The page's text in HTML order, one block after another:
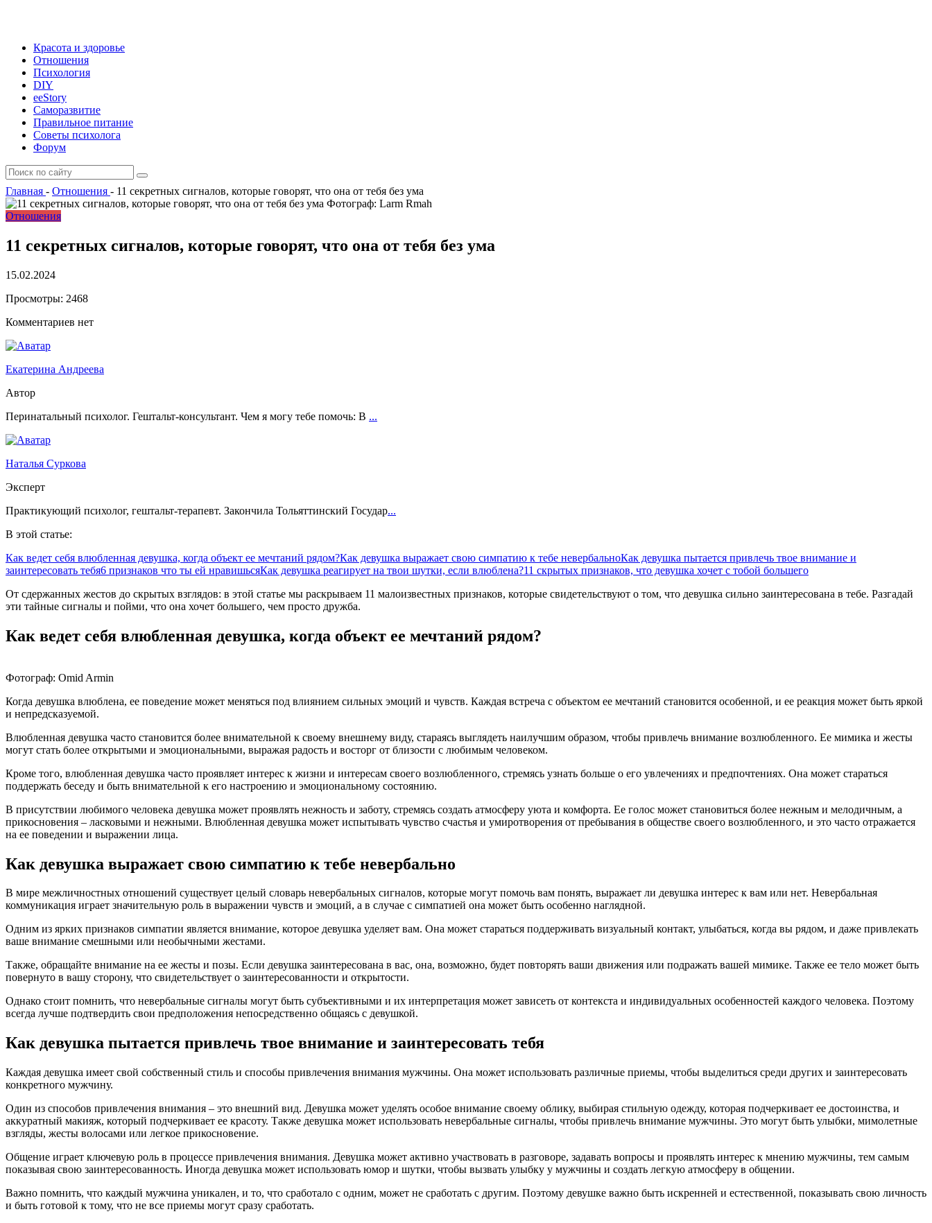
Красота и здоровье
Отношения
Психология
DIY
ееStory
Саморазвитие
Правильное питание
Советы психолога
Форум
Главная - Отношения - 11 секретных сигналов, которые говорят, что она от тебя без ума
Фотограф: Larm Rmah
Отношения
11 секретных сигналов, которые говорят, что она от тебя без ума
15.02.2024
Просмотры: 2468
Комментариев нет
Екатерина Андреева
Автор
Перинатальный психолог. Гештальт-консультант. Чем я могу тебе помочь: В ...
Наталья Суркова
Эксперт
Практикующий психолог, гештальт-терапевт. Закончила Тольяттинский Государ...
В этой статье:
Как ведет себя влюбленная девушка, когда объект ее мечтаний рядом?Как девушка выражает свою симпатию к тебе невербальноКак девушка пытается привлечь твое внимание и
заинтересовать тебя6 признаков что ты ей нравишьсяКак девушка реагирует на твои шутки, если влюблена?11 скрытых признаков, что девушка хочет с тобой большего
От сдержанных жестов до скрытых взглядов: в этой статье мы раскрываем 11 малоизвестных признаков, которые свидетельствуют о том, что девушка сильно заинтересована в тебе. Разгадай
эти тайные сигналы и пойми, что она хочет большего, чем просто дружба.
Как ведет себя влюбленная девушка, когда объект ее мечтаний рядом?
Фотограф: Omid Armin
Когда девушка влюблена, ее поведение может меняться под влиянием сильных эмоций и чувств. Каждая встреча с объектом ее мечтаний становится особенной, и ее реакция может быть яркой
и непредсказуемой.
Влюбленная девушка часто становится более внимательной к своему внешнему виду, стараясь выглядеть наилучшим образом, чтобы привлечь внимание возлюбленного. Ее мимика и жесты
могут стать более открытыми и эмоциональными, выражая радость и восторг от близости с любимым человеком.
Кроме того, влюбленная девушка часто проявляет интерес к жизни и интересам своего возлюбленного, стремясь узнать больше о его увлечениях и предпочтениях. Она может стараться
поддержать беседу и быть внимательной к его настроению и эмоциональному состоянию.
В присутствии любимого человека девушка может проявлять нежность и заботу, стремясь создать атмосферу уюта и комфорта. Ее голос может становиться более нежным и мелодичным, а
прикосновения – ласковыми и нежными. Влюбленная девушка может испытывать чувство счастья и умиротворения от пребывания в обществе своего возлюбленного, и это часто отражается
на ее поведении и выражении лица.
Как девушка выражает свою симпатию к тебе невербально
В мире межличностных отношений существует целый словарь невербальных сигналов, которые могут помочь вам понять, выражает ли девушка интерес к вам или нет. Невербальная
коммуникация играет значительную роль в выражении чувств и эмоций, а в случае с симпатией она может быть особенно наглядной.
Одним из ярких признаков симпатии является внимание, которое девушка уделяет вам. Она может стараться поддерживать визуальный контакт, улыбаться, когда вы рядом, и даже привлекать
ваше внимание смешными или необычными жестами.
Также, обращайте внимание на ее жесты и позы. Если девушка заинтересована в вас, она, возможно, будет повторять ваши движения или подражать вашей мимике. Также ее тело может быть
повернуто в вашу сторону, что свидетельствует о заинтересованности и открытости.
Однако стоит помнить, что невербальные сигналы могут быть субъективными и их интерпретация может зависеть от контекста и индивидуальных особенностей каждого человека. Поэтому
всегда лучше подтвердить свои предположения непосредственно общаясь с девушкой.
Как девушка пытается привлечь твое внимание и заинтересовать тебя
Каждая девушка имеет свой собственный стиль и способы привлечения внимания мужчины. Она может использовать различные приемы, чтобы выделиться среди других и заинтересовать
конкретного мужчину.
Один из способов привлечения внимания – это внешний вид. Девушка может уделять особое внимание своему облику, выбирая стильную одежду, которая подчеркивает ее достоинства, и
аккуратный макияж, который подчеркивает ее красоту. Также девушка может использовать невербальные сигналы, чтобы привлечь внимание мужчины. Это могут быть улыбки, мимолетные
взгляды, жесты волосами или легкое прикосновение.
Общение играет ключевую роль в процессе привлечения внимания. Девушка может активно участвовать в разговоре, задавать вопросы и проявлять интерес к мнению мужчины, тем самым
показывая свою заинтересованность. Иногда девушка может использовать юмор и шутки, чтобы вызвать улыбку у мужчины и создать легкую атмосферу в общении.
Важно помнить, что каждый мужчина уникален, и то, что сработало с одним, может не сработать с другим. Поэтому девушке важно быть искренней и естественной, показывать свою личность
и быть готовой к тому, что не все приемы могут сразу сработать.